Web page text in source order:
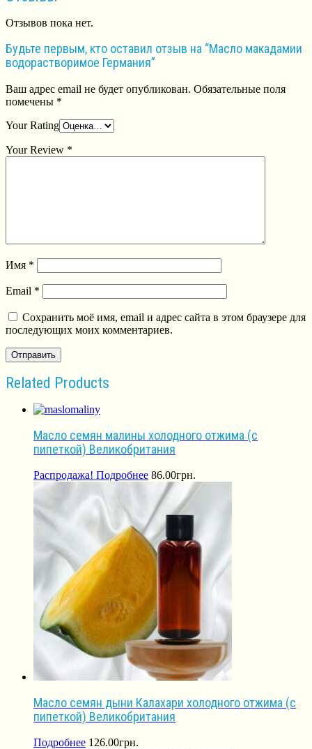
Отзывов пока нет.
Будьте первым, кто оставил отзыв на “Масло макадамии
водорастворимое Германия”
Ваш адрес email не будет опубликован. Обязательные поля
помечены *
Your Rating
Your Review *
Имя *
Email *
Сохранить моё имя, email и адрес сайта в этом браузере для
последующих моих комментариев.
Related Products
Масло семян малины холодного отжима (с
пипеткой) Великобритания
Распродажа! Подробнее 86.00грн.
Масло семян дыни Калахари холодного отжима (с
пипеткой) Великобритания
Подробнее 126.00грн.